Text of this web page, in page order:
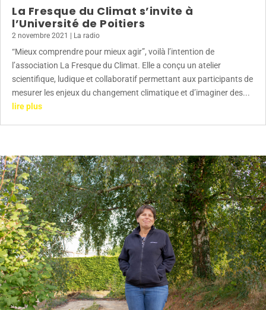
La Fresque du Climat s’invite à
l’Université de Poitiers
2 novembre 2021 | La radio
“Mieux comprendre pour mieux agir”, voilà l’intention de
l’association La Fresque du Climat. Elle a conçu un atelier
scientifique, ludique et collaboratif permettant aux participants de
mesurer les enjeux du changement climatique et d’imaginer des...
lire plus